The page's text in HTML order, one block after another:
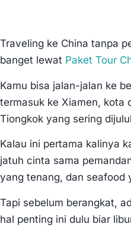
Traveling ke China tanpa
banget lewat Paket Tour
Kamu bisa jalan-jalan ke
termasuk ke Xiamen, kota
Tiongkok yang sering
Kalau ini pertama kalinya
jatuh cinta sama
yang tenang, dan seafood
Tapi sebelum berangkat,
hal penting ini dulu biar